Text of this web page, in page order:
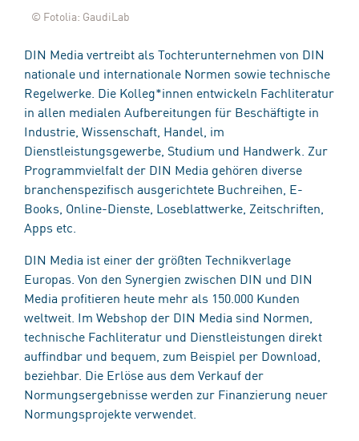
© Fotolia: GaudiLab
DIN Media vertreibt als Tochterunternehmen von DIN
nationale und internationale Normen sowie technische
Regelwerke. Die Kolleg*innen entwickeln Fachliteratur
in allen medialen Aufbereitungen für Beschäftigte in
Industrie, Wissenschaft, Handel, im
Dienstleistungsgewerbe, Studium und Handwerk. Zur
Programmvielfalt der DIN Media gehören diverse
branchenspezifisch ausgerichtete Buchreihen, E-
Books, Online-Dienste, Loseblattwerke, Zeitschriften,
Apps etc.
DIN Media ist einer der größten Technikverlage
Europas. Von den Synergien zwischen DIN und DIN
Media profitieren heute mehr als 150.000 Kunden
weltweit. Im Webshop der DIN Media sind Normen,
technische Fachliteratur und Dienstleistungen direkt
auffindbar und bequem, zum Beispiel per Download,
beziehbar. Die Erlöse aus dem Verkauf der
Normungsergebnisse werden zur Finanzierung neuer
Normungsprojekte verwendet.